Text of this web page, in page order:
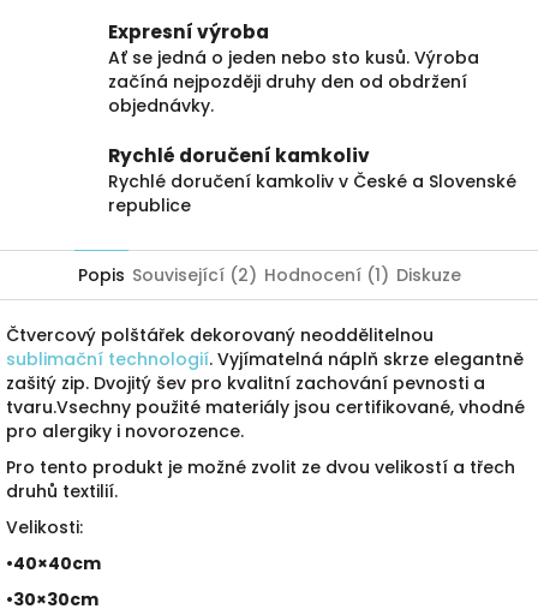
Expresní výroba
Ať se jedná o jeden nebo sto kusů. Výroba
začíná nejpozději druhy den od obdržení
objednávky.
Rychlé doručení kamkoliv
Rychlé doručení kamkoliv v České a Slovenské
republice
Popis Související (2) Hodnocení (1) Diskuze
Čtvercový polštářek dekorovaný neoddělitelnou
sublimační technologií. Vyjímatelná náplň skrze elegantně
zašitý zip. Dvojitý šev pro kvalitní zachování pevnosti a
tvaru.Vsechny použité materiály jsou certifikované, vhodné
pro alergiky i novorozence.
Pro tento produkt je možné zvolit ze dvou velikostí a třech
druhů textilií.
Velikosti:
•40×40cm
•30×30cm